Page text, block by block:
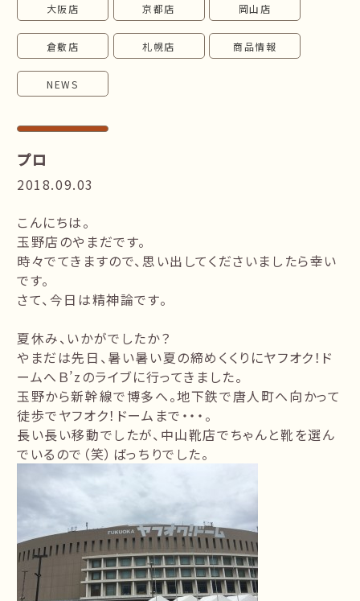
大阪店 京都店 岡山店
倉敷店 札幌店 商品情報
NEWS
プロ
2018.09.03
こんにちは。
玉野店のやまだです。
時々でてきますので、思い出してくださいましたら幸い
です。
さて、今日は精神論です。
夏休み、いかがでしたか？
やまだは先日、暑い暑い夏の締めくくりにヤフオク！ド
ームへＢ’zのライブに行ってきました。
玉野から新幹線で博多へ。地下鉄で唐人町へ向かって
徒歩でヤフオク！ドームまで・・・。
長い長い移動でしたが、中山靴店でちゃんと靴を選ん
でいるので（笑）ばっちりでした。